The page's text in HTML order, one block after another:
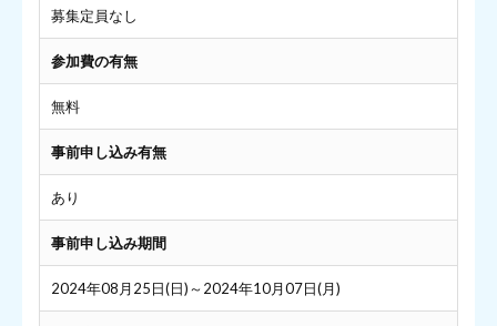
募集定員なし
参加費の有無
無料
事前申し込み有無
あり
事前申し込み期間
2024年08月25日(日)～2024年10月07日(月)